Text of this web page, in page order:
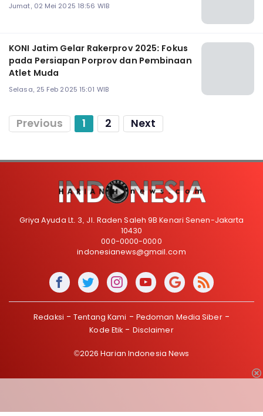
Jumat, 02 Mei 2025 18:56 WIB
KONI Jatim Gelar Rakerprov 2025: Fokus
pada Persiapan Porprov dan Pembinaan
Atlet Muda
Selasa, 25 Feb 2025 15:01 WIB
Previous 1 2 Next
Griya Ayuda Lt. 3, Jl. Raden Saleh 9B Kenari Senen-Jakarta
10430
000-0000-0000
indonesianews@gmail.com
Redaksi Tentang Kami
Pedoman Media Siber
Kode Etik
Disclaimer
©2026 Harian Indonesia News